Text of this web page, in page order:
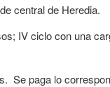
central de Heredia.
IV ciclo con una
Se paga lo